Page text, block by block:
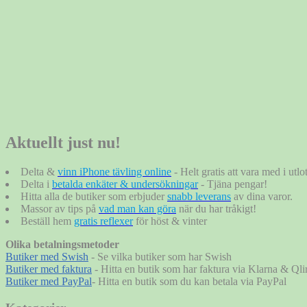
Aktuellt just nu!
Delta & vinn iPhone tävling online - Helt gratis att vara med i
Delta i betalda enkäter & undersökningar - Tjäna pengar!
Hitta alla de butiker som erbjuder snabb leverans av dina varor.
Massor av tips på vad man kan göra när du har tråkigt!
Beställ hem gratis reflexerför höst & vinter
Olika betalningsmetoder
Butiker med Swish - Se vilka butiker som har Swish
Butiker med faktura - Hitta en butik som har faktura via Klarna &
Butiker med PayPal- Hitta en butik som du kan betala via PayPal